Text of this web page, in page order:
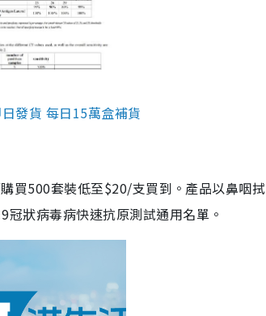
發貨 每日15萬盒補貨
買500套裝低至$20/支買到。產品以鼻咽
狀病毒病快速抗原測試通用名單。